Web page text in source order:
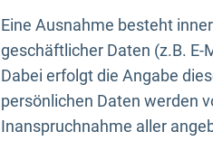
Eine Ausnahme besteht
geschäftlicher Daten (z.B. E-
Dabei erfolgt die Angabe
persönlichen Daten werden
Inanspruchnahme aller